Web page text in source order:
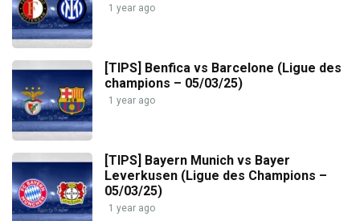
1 year ago
[TIPS] Benfica vs Barcelone (Ligue des
champions – 05/03/25)
1 year ago
[TIPS] Bayern Munich vs Bayer
Leverkusen (Ligue des Champions –
05/03/25)
1 year ago